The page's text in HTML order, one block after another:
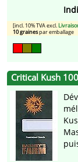
[incl. 10% TVA excl.
10 grainespar emballage
Critical Kush